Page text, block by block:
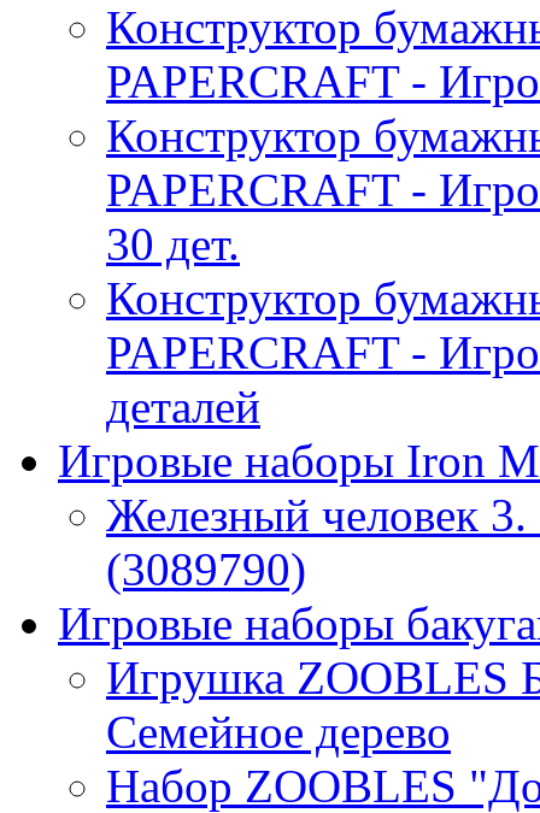
Конструктор
PAPERCRAFT -
Конструктор
PAPERCRAFT -
30 дет.
Конструктор
PAPERCRAFT -
деталей
Игровые наборы Iron
Железный человек
(3089790)
Игровые наборы
Игрушка ZOOBLES
Семейное дерево
Набор ZOOBLES